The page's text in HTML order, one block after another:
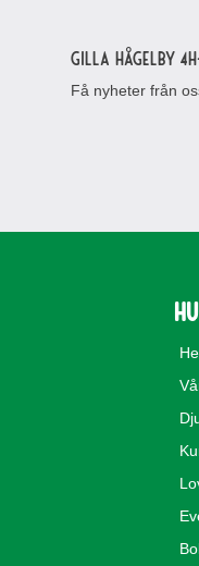
Gilla Hågelby
Få nyheter från